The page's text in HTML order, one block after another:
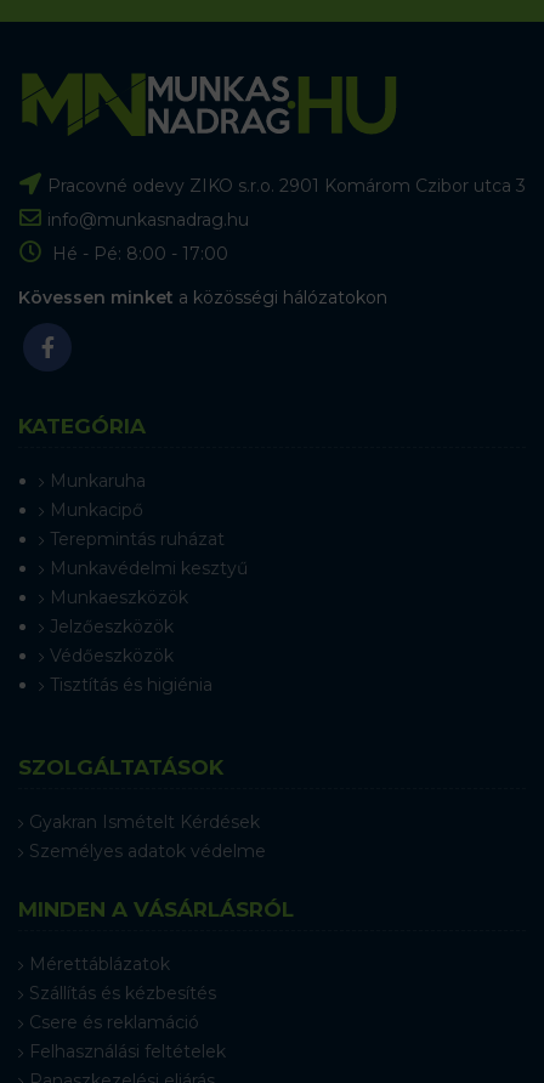
Pracovné odevy ZIKO s.r.o. 2901 Komárom Czibor utca 3
info@munkasnadrag.hu
Hé - Pé: 8:00 - 17:00
Kövessen minket a közösségi hálózatokon
KATEGÓRIA
Munkaruha
Munkacipő
Terepmintás ruházat
Munkavédelmi kesztyű
Munkaeszközök
Jelzőeszközök
Védőeszközök
Tisztítás és higiénia
SZOLGÁLTATÁSOK
Gyakran Ismételt Kérdések
Személyes adatok védelme
MINDEN A VÁSÁRLÁSRÓL
Mérettáblázatok
Szállítás és kézbesítés
Csere és reklamáció
Felhasználási feltételek